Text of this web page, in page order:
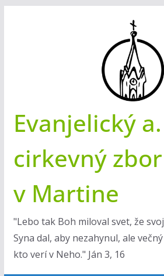
Evanjelický
cirkevný zbor
v Martine
"Lebo tak Boh miloval svet, že
Syna dal, aby nezahynul, ale
kto verí v Neho." Ján 3, 16